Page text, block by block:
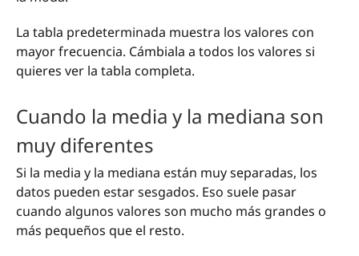
La tabla predeterminada muestra los valores con
mayor frecuencia. Cámbiala a todos los valores si
quieres ver la tabla completa.
Cuando la media y la mediana son
muy diferentes
Si la media y la mediana están muy separadas, los
datos pueden estar sesgados. Eso suele pasar
cuando algunos valores son mucho más grandes o
más pequeños que el resto.